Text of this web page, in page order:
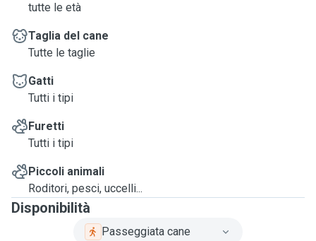
tutte le età
Taglia del cane
Tutte le taglie
Gatti
Tutti i tipi
Furetti
Tutti i tipi
Piccoli animali
Roditori, pesci, uccelli...
Disponibilità
Passeggiata cane